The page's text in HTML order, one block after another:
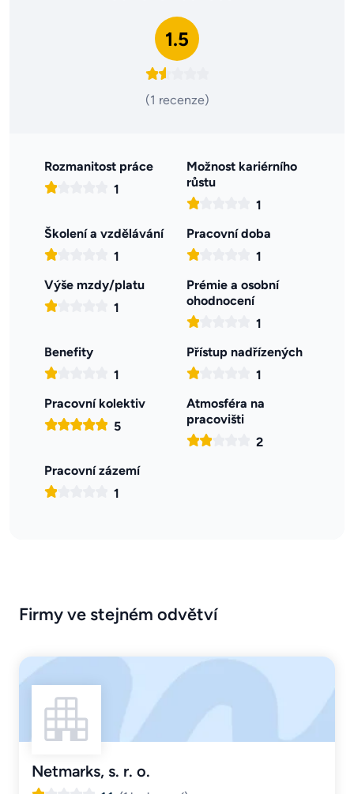
1.5
(1 recenze)
Rozmanitost práce
1
Možnost kariérního
růstu
1
Školení a vzdělávání
1
Pracovní doba
1
Výše mzdy/platu
1
Prémie a osobní
ohodnocení
1
Benefity
1
Přístup nadřízených
1
Pracovní kolektiv
5
Atmosféra na
pracovišti
2
Pracovní zázemí
1
Firmy ve stejném odvětví
Netmarks, s. r. o.